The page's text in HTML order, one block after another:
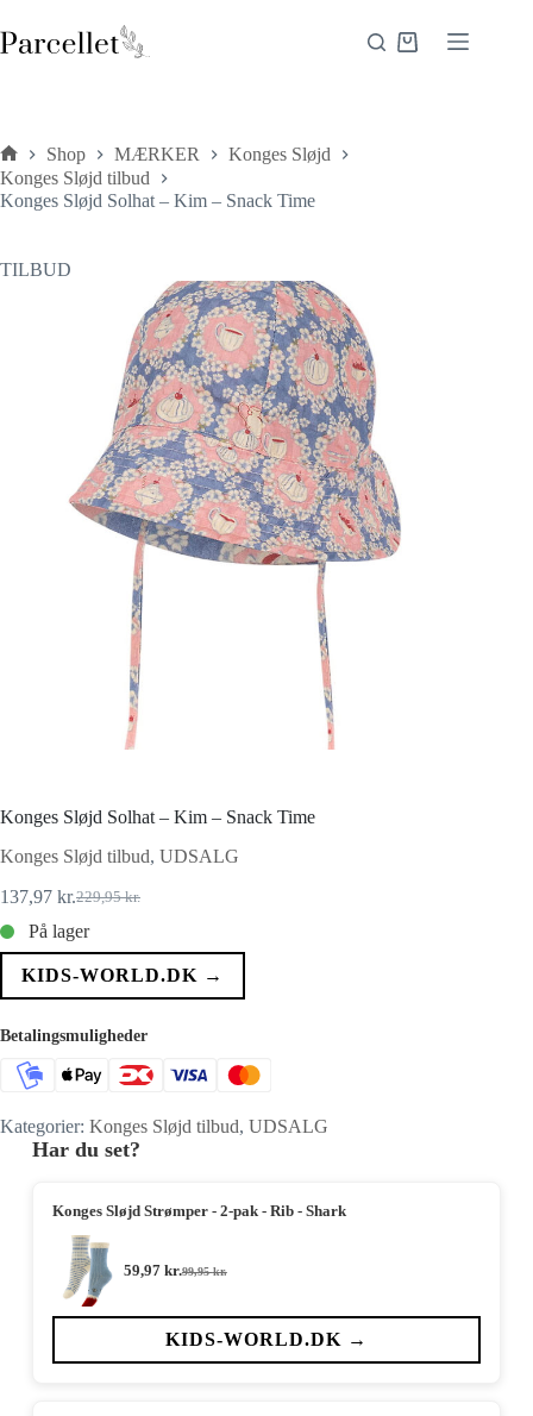
til
indhold
Indkøbskurv
Forside
Shop MÆRKER
Konges Sløjd
Konges Sløjd tilbud
Konges Sløjd Solhat – Kim – Snack Time
TILBUD
Konges Sløjd Solhat – Kim – Snack Time
Konges Sløjd tilbud, UDSALG
229,95kr.
Den
oprindelige
pris
var:
137,97 kr.Den
aktuelle
pris
er:
På lager
KIDS-WORLD.DK →
Betalingsmuligheder
Kategorier: Konges Sløjd tilbud, UDSALG
Har du set?
Konges Sløjd Strømper - 2-pak - Rib - Shark
99,95kr.
Den
pris
var:
59,97 kr.Den
pris
er:
KIDS-WORLD.DK →